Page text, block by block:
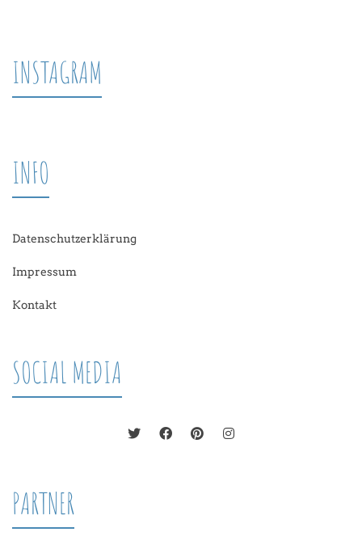
INSTAGRAM
INFO
Datenschutzerklärung
Impressum
Kontakt
SOCIAL MEDIA
PARTNER